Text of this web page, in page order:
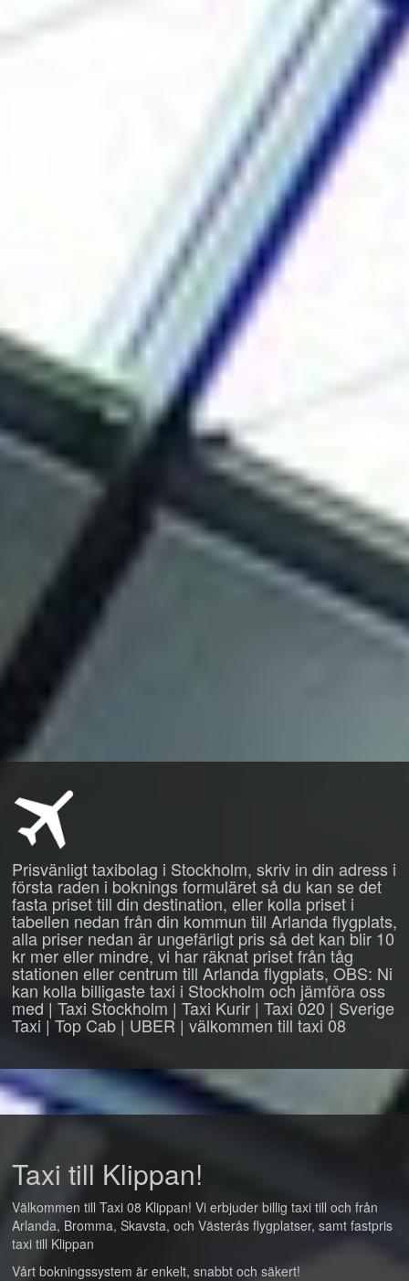
Prisvänligt taxibolag i Stockholm, skriv in din adress i
första raden i boknings formuläret så du kan se det
fasta priset till din destination, eller kolla priset i
tabellen nedan från din kommun till Arlanda flygplats,
alla priser nedan är ungefärligt pris så det kan blir 10
kr mer eller mindre, vi har räknat priset från tåg
stationen eller centrum till Arlanda flygplats, OBS: Ni
kan kolla billigaste taxi i Stockholm och jämföra oss
med | Taxi Stockholm | Taxi Kurir | Taxi 020 | Sverige
Taxi | Top Cab | UBER | välkommen till taxi 08
Taxi till Klippan!
Välkommen till Taxi 08 Klippan! Vi erbjuder billig taxi till och från
Arlanda, Bromma, Skavsta, och Västerås flygplatser, samt fastpris
taxi till Klippan
Vårt bokningssystem är enkelt, snabbt och säkert!